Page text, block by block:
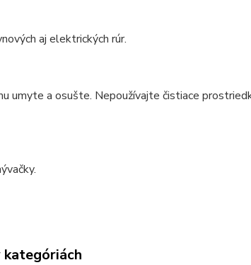
aj elektrických rúr.
umyte a osušte. Nepoužívajte čistiace
kategóriách